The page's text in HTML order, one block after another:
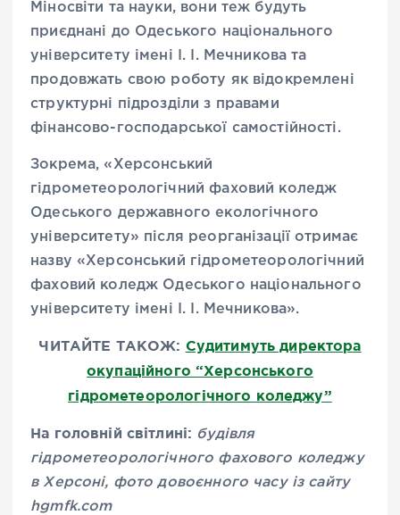
Міносвіти та науки, вони теж будуть
приєднані до Одеського національного
університету імені І. І. Мечникова та
продовжать свою роботу як відокремлені
структурні підрозділи з правами
фінансово-господарської самостійності.
Зокрема, «Херсонський
гідрометеорологічний фаховий коледж
Одеського державного екологічного
університету» після реорганізації отримає
назву «Херсонський гідрометеорологічний
фаховий коледж Одеського національного
університету імені І. І. Мечникова».
ЧИТАЙТЕ ТАКОЖ: Судитимуть директора
окупаційного “Херсонського
гідрометеорологічного коледжу”
На головній світлині: будівля
гідрометеорологічного фахового коледжу
в Херсоні, фото довоєнного часу із сайту
hgmfk.com